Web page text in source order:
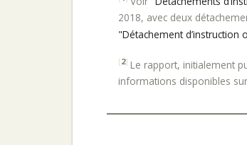
2018, avec deux
"Détachement
[2] Le rapport, initialement
informations disponibles